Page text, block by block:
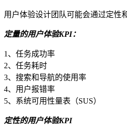
用户体验设计团队可能会通过定性
定量的用户体验KPI：
1、任务成功率
2、任务耗时
3、搜索和导航的使用率
4、用户报错率
5、系统可用性量表（SUS）
定性的用户体验KPI